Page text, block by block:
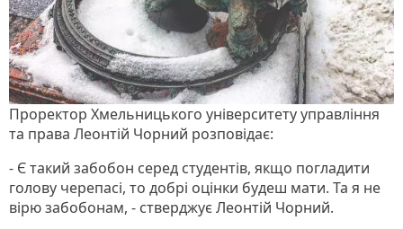
Проректор Хмельницького університету управління
та права Леонтій Чорний розповідає:
- Є такий забобон серед студентів, якщо погладити
голову черепасі, то добрі оцінки будеш мати. Та я не
вірю забобонам, - стверджує Леонтій Чорний.